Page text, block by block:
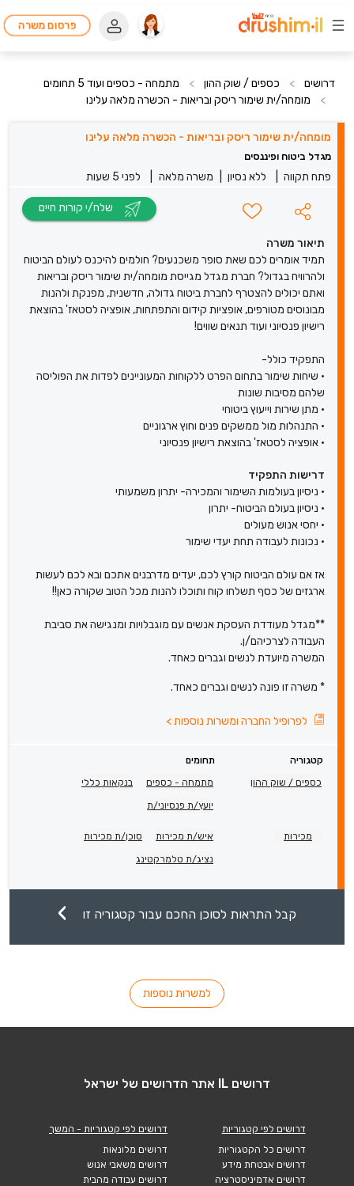
פרסום משרה
דרושים > כספים / שוק ההון >
מתמחה - כספים ועוד 5 תחומים
>
מומחה/ית שימור ריסק ובריאות - הכשרה מלאה עלינו
מומחה/ית שימור ריסק ובריאות - הכשרה מלאה עלינו
מגדל ביטוח ופיננסים
פתח תקווה ללא נסיון משרה מלאה לפני 5 שעות
תיאור משרה
תמיד אומרים לכם שאת סופר משכנעים? חולמים להיכנס לעולם הביטוח
ולהרוויח בגדול? חברת מגדל מגייסת מומחה/ית שימור ריסק ובריאות
ואתם יכולים להצטרף לחברת ביטוח גדולה, חדשנית, מפנקת ולהנות
מבונוסים מטורפים, אופציות קידום והתפתחות, אופציה לסטאז' בהוצאת
רישיון פנסיוני ועוד תנאים שווים!
התפקיד כולל-
• שיחות שימור בתחום הפרט ללקוחות המעוניינים לפדות את הפוליסה
שלהם מסיבות שונות
• מתן שירות וייעוץ ביטוחי
• התנהלות מול ממשקים פנים וחוץ ארגוניים
• אופציה לסטאז' בהוצאת רישיון פנסיוני
דרישות התפקיד
• ניסיון בעולמות השימור והמכירה- יתרון משמעותי
• ניסיון בעולם הביטוח- יתרון
• יחסי אנוש מעולים
• נכונות לעבודה תחת יעדי שימור
אז אם עולם הביטוח קורץ לכם, יעדים מדרבנים אתכם ובא לכם לעשות
ארגזים של כסף תשלחו קוח ותוכלו להנות מכל הטוב שקורה כאן!!
**מגדל מעודדת העסקת אנשים עם מוגבלויות ומנגישה את סביבת
העבודה לצרכיהם/ן.
המשרה מיועדת לנשים וגברים כאחד.
* משרה זו פונה לנשים וגברים כאחד.
לפרופיל החברה ומשרות נוספות>
קטגוריה
תחומים
כספים / שוק ההון
מתמחה - כספים בנקאות כללי
יועץ/ת פנסיוני/ת
מכירות איש/ת מכירות סוכן/ת מכירות
נציג/ת טלמרקטינג
קבל התראות לסוכן החכם עבור קטגוריה זו
למשרות נוספות
דרושים IL אתר הדרושים של ישראל
דרושים לפי קטגוריות
דרושים כל הקטגוריות
דרושים אבטחת מידע
דרושים אדמיניסטרציה
דרושים לפי קטגוריות - המשך
דרושים מלונאות
דרושים משאבי אנוש
דרושים עבודה מהבית